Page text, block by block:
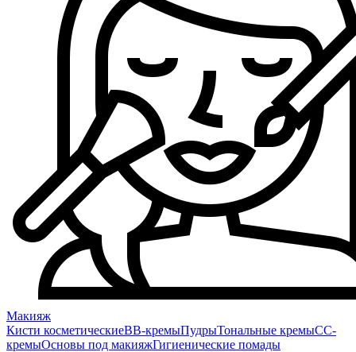
Макияж
Кисти косметическиеBB-кремыПудрыТональные кремыCC-
кремыОсновы под макияжГигиенические помады